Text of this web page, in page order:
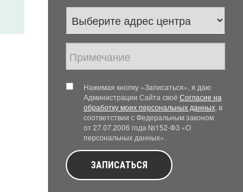
Нажимая кнопку «Записаться», я даю
Администрации Сайта своё Согласие на
обработку моих персональных данных, в
соответствии с Федеральным законом
от 27.07.2006 года №152-ФЗ «О
персональных данных».
ЗАПИСАТЬСЯ